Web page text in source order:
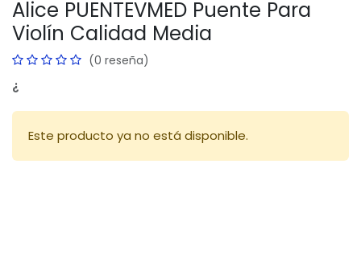
Alice PUENTEVMED Puente Para
Violín Calidad Media
(0 reseña)
¿
Este producto ya no está disponible.